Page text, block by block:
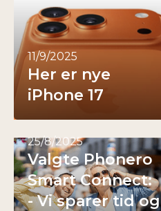
11/9/2025
Her er nye
iPhone 17
25/8/2025
Valgte Phonero
Smart Connect:
- Vi sparer tid og